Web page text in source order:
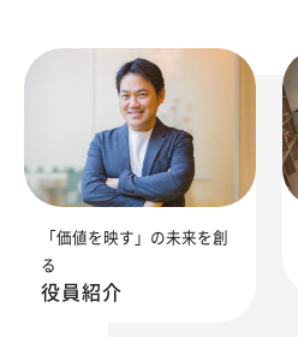
「価値を映す」の未来を創
る
役員紹介